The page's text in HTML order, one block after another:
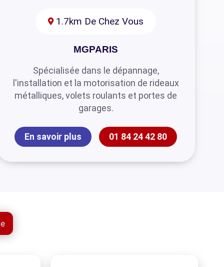
1.7km De Chez Vous
MGPARIS
Spécialisée dans le dépannage,
l'installation et la motorisation de rideaux
métalliques, volets roulants et portes de
garages.
En savoir plus 01 84 24 42 80